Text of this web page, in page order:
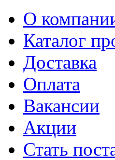
О
Каталог
Доставка
Оплата
Вакансии
Акции
Стать